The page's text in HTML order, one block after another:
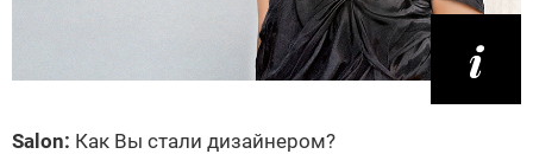
Salon: Как Вы стали дизайнером?